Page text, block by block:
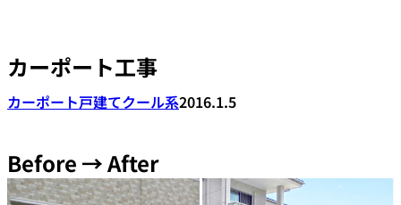
会社情報
よくあるご質問
サイトマップ
採用情報はこちら
カーポート工事
カーポート戸建てクール系2016.1.5
Before → After